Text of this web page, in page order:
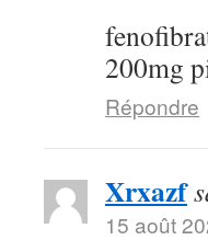
200mg
Répondre
Xrxazf
15 août